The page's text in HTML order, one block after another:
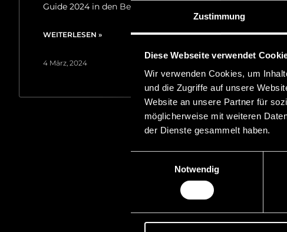
Zustimmung
Diese Webseite verwendet
Wir verwenden Cookies, um
und die Zugriffe auf unsere
Website an unsere Partner für
möglicherweise mit weiteren
der Dienste gesammelt haben.
Notwendig
Guide 2024 in den Bereichen
WEITERLESEN »
4 März, 2024